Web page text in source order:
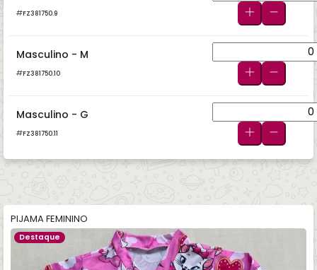
FZ381750.9
Masculino - M
FZ381750.10
Masculino - G
FZ381750.11
PIJAMA FEMININO
Destaque